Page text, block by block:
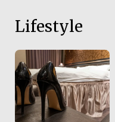
Lifestyle